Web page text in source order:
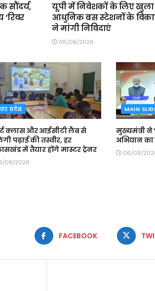
सौंदर्य,
यूपी में निवेशकों के लिए खुला
आधुनिक बस स्टेशनों के
ने मांगी निविदाएं
06/08/2026
प्रदेश
क्लास और आईसीटी लैब से
पढ़ाई की तस्वीर, हर
में तैयार होंगे मास्टर ट्रेनर
08/2026
MAIN
मुख्यमंत्री ने
अभियान का
06/08/
FACEBOOK